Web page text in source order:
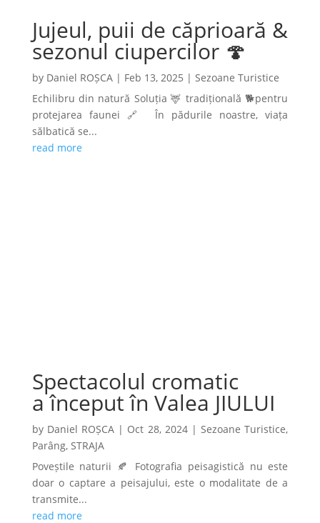
Jujeul, puii de căprioară &
sezonul ciupercilor 🍄
by Daniel ROȘCA| Feb 13, 2025 | Sezoane Turistice
Echilibru din natură Soluția 🦌 tradițională 🐕pentru
protejarea faunei 🔗 În pădurile noastre, viața
sălbatică se...
read more
Spectacolul cromatic
a început în Valea JIULUI
by Daniel ROȘCA | Oct 28, 2024| Sezoane Turistice,
Parâng, STRAJA
Poveștile naturii 🍂 Fotografia peisagistică nu este
doar o captare a peisajului, este o modalitate de a
transmite...
read more